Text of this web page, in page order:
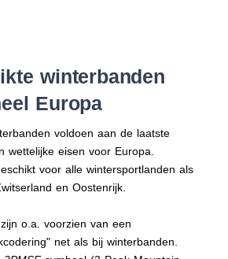
winterbanden
Europa
voldoen aan de laatste
wettelijke eisen voor Europa.
voor alle wintersportlanden als
en Oostenrijk.
o.a. voorzien van een
net als bij winterbanden.